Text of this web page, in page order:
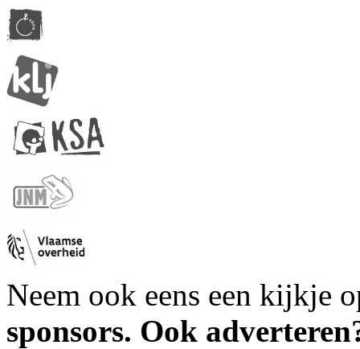
Neem ook eens een kijkje
sponsors. Ook